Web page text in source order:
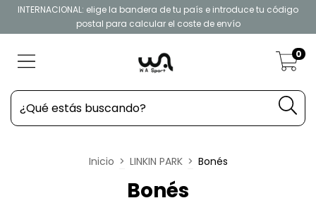
INTERNACIONAL: elige la bandera de tu país e introduce tu código
postal para calcular el coste de envío
0
Inicio > LINKIN PARK > Bonés
Bonés